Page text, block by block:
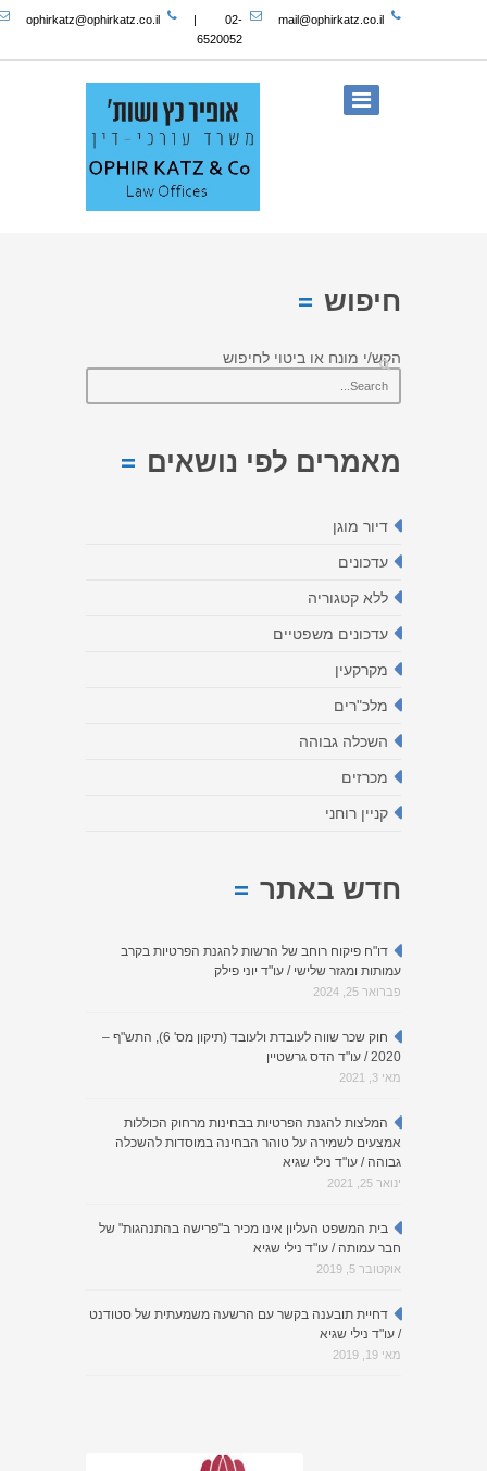
mail@ophirkatz.co.il
02-
6520052
|
ophirkatz@ophirkatz.co.il
חיפוש
הקש/י מונח או ביטוי לחיפוש
מאמרים לפי נושאים
דיור מוגן
עדכונים
ללא קטגוריה
עדכונים משפטיים
מקרקעין
מלכ"רים
השכלה גבוהה
מכרזים
קניין רוחני
חדש באתר
דו"ח פיקוח רוחב של הרשות להגנת הפרטיות בקרב
עמותות ומגזר שלישי / עו"ד יוני פילק
פברואר 25, 2024
חוק שכר שווה לעובדת ולעובד (תיקון מס' 6), התש"ף –
2020 / עו"ד הדס גרשטיין
מאי 3, 2021
המלצות להגנת הפרטיות בבחינות מרחוק הכוללות
אמצעים לשמירה על טוהר הבחינה במוסדות להשכלה
גבוהה / עו"ד נילי שגיא
ינואר 25, 2021
בית המשפט העליון אינו מכיר ב"פרישה בהתנהגות" של
חבר עמותה / עו"ד נילי שגיא
אוקטובר 5, 2019
דחיית תובענה בקשר עם הרשעה משמעתית של סטודנט
/ עו"ד נילי שגיא
מאי 19, 2019